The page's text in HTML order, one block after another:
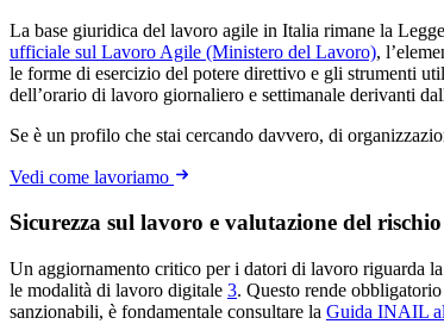
La base giuridica del lavoro agile in Italia rimane la
ufficiale sul Lavoro Agile (Ministero del Lavoro),
le forme di esercizio del potere direttivo e gli strumenti
dell’orario di lavoro giornaliero e settimanale derivanti
Se è un profilo che stai cercando davvero, di
Vedi come lavoriamo
Sicurezza sul lavoro e valutazione del
Un aggiornamento critico per i datori di lavoro riguarda
le modalità di lavoro digitale 3. Questo rende
sanzionabili, è fondamentale consultare la Guida INAIL